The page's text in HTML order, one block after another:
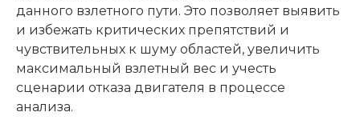
данного взлетного пути. Это позволяет выявить
и избежать критических препятствий и
чувствительных к шуму областей, увеличить
максимальный взлетный вес и учесть
сценарии отказа двигателя в процессе
анализа.